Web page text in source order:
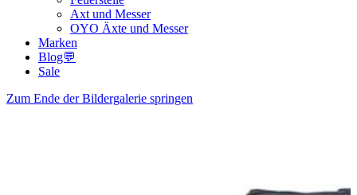
Axt und Messer
OYO Äxte und Messer
Marken
Blog💬
Sale
Zum Ende der Bildergalerie springen